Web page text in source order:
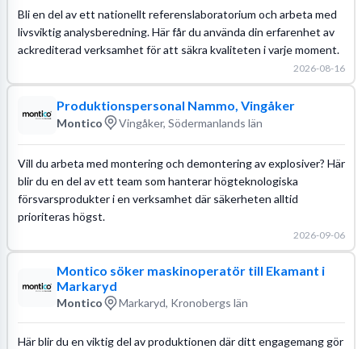
Bli en del av ett nationellt referenslaboratorium och arbeta med
livsviktig analysberedning. Här får du använda din erfarenhet av
ackrediterad verksamhet för att säkra kvaliteten i varje moment.
2026-08-16
Produktionspersonal Nammo, Vingåker
Montico Vingåker, Södermanlands län
Vill du arbeta med montering och demontering av explosiver? Här
blir du en del av ett team som hanterar högteknologiska
försvarsprodukter i en verksamhet där säkerheten alltid
prioriteras högst.
2026-09-06
Montico söker maskinoperatör till Ekamant i
Markaryd
Montico Markaryd, Kronobergs län
Här blir du en viktig del av produktionen där ditt engagemang gör